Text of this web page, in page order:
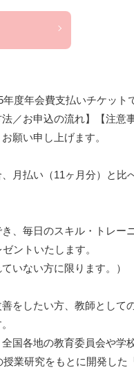
度年会費支払いチケット
／お申込の流れ】【注意
願い申し上げます。
月払い（11ヶ月分）と比
、毎日のスキル・トレー
ントいたします。
いない方に限ります。）
をしたい方、教師として
国各地の教育委員会や学
業研究をもとに開発した